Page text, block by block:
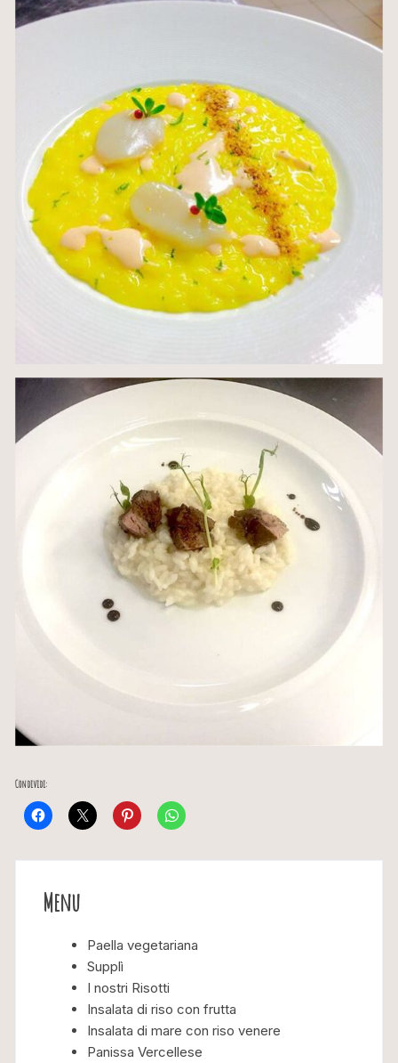
Condividi:
Menu
Paella vegetariana
Supplì
I nostri Risotti
Insalata di riso con frutta
Insalata di mare con riso venere
Panissa Vercellese